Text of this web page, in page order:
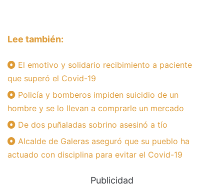
Lee también:
El emotivo y solidario recibimiento a paciente
que superó el Covid-19
Policía y bomberos impiden suicidio de un
hombre y se lo llevan a comprarle un mercado
De dos puñaladas sobrino asesinó a tío
Alcalde de Galeras aseguró que su pueblo ha
actuado con disciplina para evitar el Covid-19
Publicidad